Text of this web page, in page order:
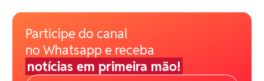
Participe do canal
no Whatsapp e receba
notícias em primeira mão!